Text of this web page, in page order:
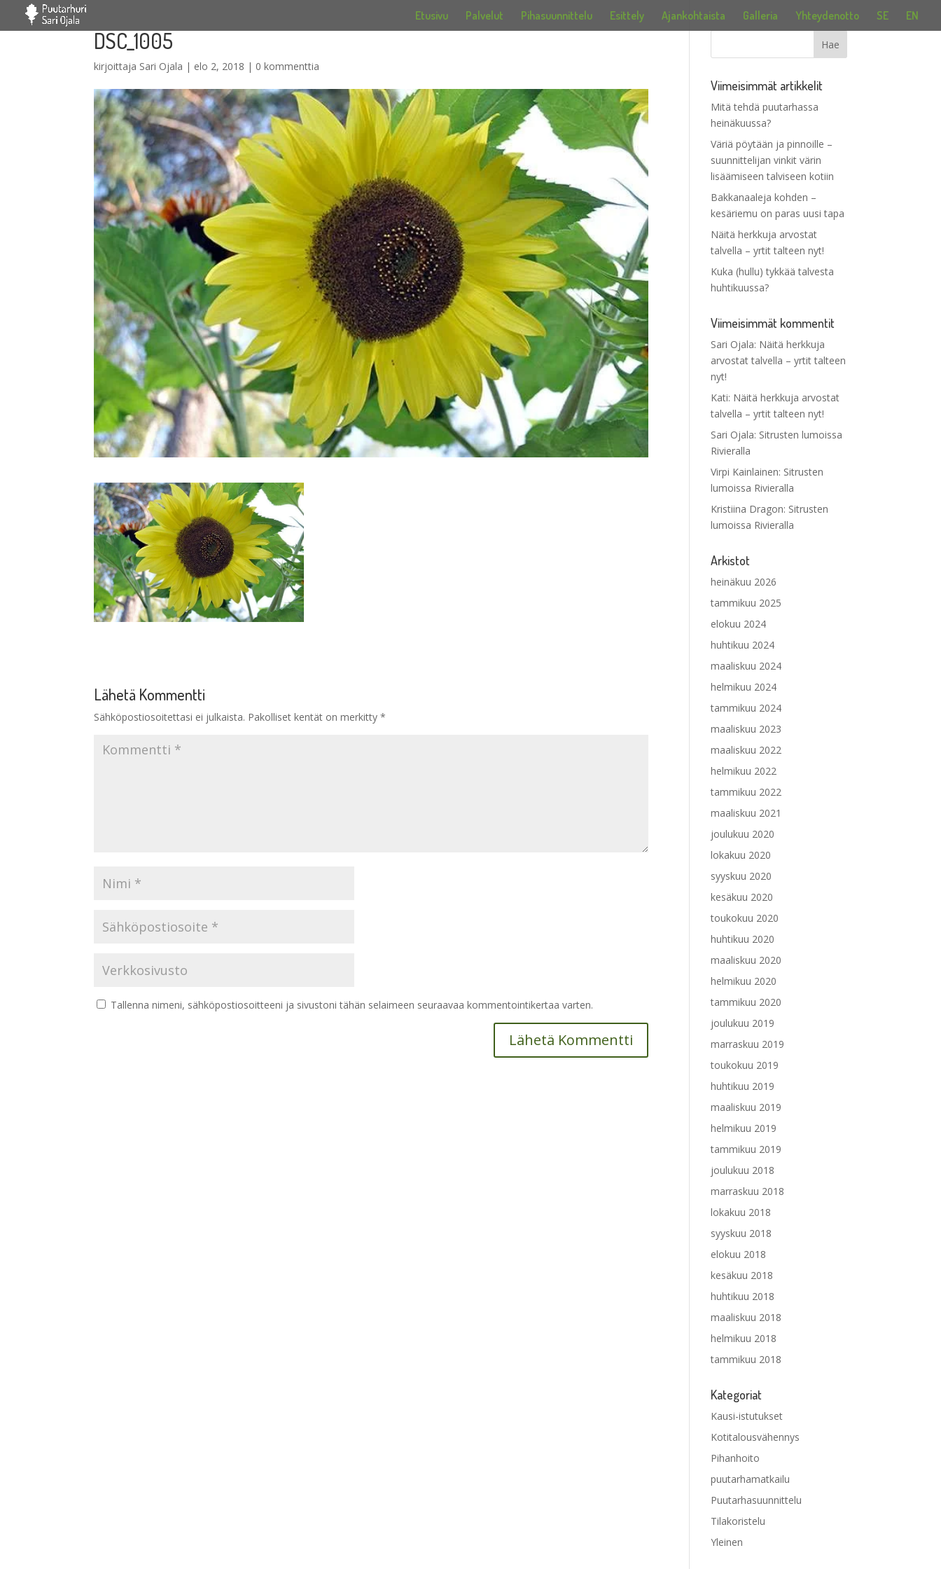
Etusivu Palvelut Pihasuunnittelu Esittely Ajankohtaista Galleria Yhteydenotto SE EN
DSC_1005
kirjoittaja Sari Ojala | elo 2, 2018 | 0 kommenttia
Lähetä Kommentti
Sähköpostiosoitettasi ei julkaista. Pakolliset kentät on merkitty*
Tallenna nimeni, sähköpostiosoitteeni ja sivustoni tähän selaimeen seuraavaa kommentointikertaa varten.
Viimeisimmät artikkelit
Mitä tehdä puutarhassa
heinäkuussa?
Väriä pöytään ja pinnoille –
suunnittelijan vinkit värin
lisäämiseen talviseen kotiin
Bakkanaaleja kohden –
kesäriemu on paras uusi tapa
Näitä herkkuja arvostat
talvella – yrtit talteen nyt!
Kuka (hullu) tykkää talvesta
huhtikuussa?
Viimeisimmät kommentit
Sari Ojala: Näitä herkkuja
arvostat talvella – yrtit talteen
nyt!
Kati: Näitä herkkuja arvostat
talvella – yrtit talteen nyt!
Sari Ojala: Sitrusten lumoissa
Rivieralla
Virpi Kainlainen: Sitrusten
lumoissa Rivieralla
Kristiina Dragon: Sitrusten
lumoissa Rivieralla
Arkistot
heinäkuu 2026
tammikuu 2025
elokuu 2024
huhtikuu 2024
maaliskuu 2024
helmikuu 2024
tammikuu 2024
maaliskuu 2023
maaliskuu 2022
helmikuu 2022
tammikuu 2022
maaliskuu 2021
joulukuu 2020
lokakuu 2020
syyskuu 2020
kesäkuu 2020
toukokuu 2020
huhtikuu 2020
maaliskuu 2020
helmikuu 2020
tammikuu 2020
joulukuu 2019
marraskuu 2019
toukokuu 2019
huhtikuu 2019
maaliskuu 2019
helmikuu 2019
tammikuu 2019
joulukuu 2018
marraskuu 2018
lokakuu 2018
syyskuu 2018
elokuu 2018
kesäkuu 2018
huhtikuu 2018
maaliskuu 2018
helmikuu 2018
tammikuu 2018
Kategoriat
Kausi-istutukset
Kotitalousvähennys
Pihanhoito
puutarhamatkailu
Puutarhasuunnittelu
Tilakoristelu
Yleinen